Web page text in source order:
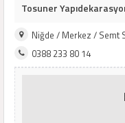
Tosuner
Niğde / Merkez / Semt
0388 233 80 14